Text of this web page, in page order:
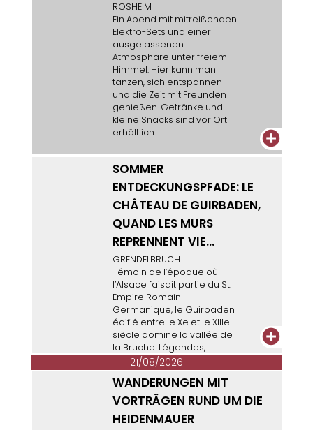
ROSHEIM
Ein Abend mit mitreißenden
Elektro-Sets und einer
ausgelassenen
Atmosphäre unter freiem
Himmel. Hier kann man
tanzen, sich entspannen
und die Zeit mit Freunden
genießen. Getränke und
kleine Snacks sind vor Ort
erhältlich.
+
SOMMER
ENTDECKUNGSPFADE: LE
CHÂTEAU DE GUIRBADEN,
QUAND LES MURS
REPRENNENT VIE...
GRENDELBRUCH
Témoin de l’époque où
l’Alsace faisait partie du St.
Empire Romain
Germanique, le Guirbaden
édifié entre le Xe et le XIIIe
siècle domine la vallée de
la Bruche. Légendes,
histoire et anecdotes vous
feront voyager au Moyen-
âge le temps d’une demi-
journée.
+
21/08/2026
WANDERUNGEN MIT
VORTRÄGEN RUND UM DIE
HEIDENMAUER